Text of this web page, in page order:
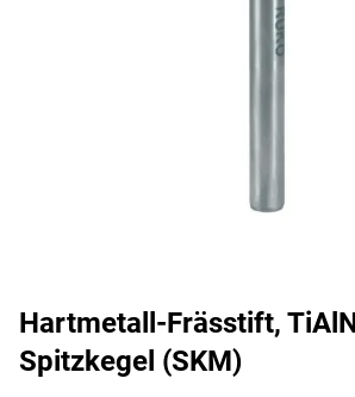
Hartmetall-Frässtift,
Spitzkegel (SKM)